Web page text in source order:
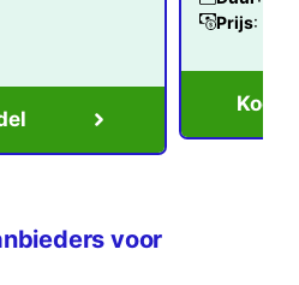
Prijs:
Koop
voor